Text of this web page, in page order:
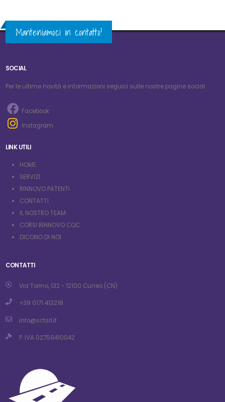
Manteniamoci in contatto!
SOCIAL
Per le ultime novità e informazioni seguici sulle nostre pagine social
Facebook
Instagram
LINK UTILI
HOME
SERVIZI
RINNOVO PATENTI
CONTATTI
IL NOSTRO TEAM
CORSI RINNOVO CQC
DICONO DI NOI
CONTATTI
Via Torino, 132 - 12100 Cuneo (CN)
+39 0171 413218
info@sctsrl.it
P. IVA 02759410042